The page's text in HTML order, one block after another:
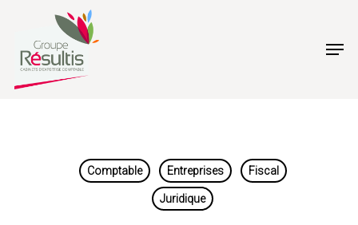
main
Comptable Entreprises Fiscal
Juridique